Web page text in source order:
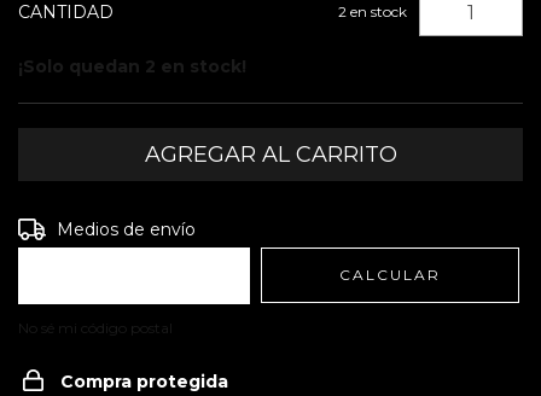
CANTIDAD 2 en stock
¡Solo quedan 2 en stock!
Entregas para el CP:
Medios de envío
CALCULAR
No sé mi código postal
Compra protegida